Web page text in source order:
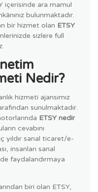
içerisinde ara mamul
bulunmaktadır.
bir hizmet olan ETSY
sizlere full
Nedir?
hizmeti ajansımız
sunulmaktadır.
ETSY nedir
cevabını
yıldır sanal ticaret/e-
insanları sanal
faydalandırmaya
biri olan ETSY,